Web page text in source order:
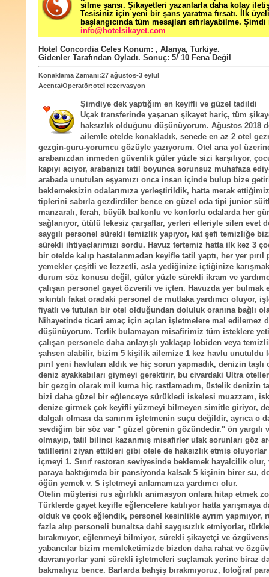
silme şansı. Şikayetleri yazanlarla daha kolay
Tesisiniz için yeni bir şans yaratma fırsatı. İlk
başlangıcında tüm mesajları sıfırlayabilme. Şimdi
info@hotelsikayet.com
Hotel Concordia Celes Konum: , Alanya, Turkiye.
Gidenler Tarafından Oyladı. Sonuç: 5/ 10 Fena Değil
Konaklama Zamanı:27 ağustos-3 eylül
Acenta/Operatör:otel rezervasyon
Şimdiye dek yaptığım en keyifli ve güzel tadildi
Uçak transferinde yaşanan şikayet hariç, tüm
haksızlık olduğunu düşünüyorum. Ağustos 2018
ailemle otelde konakladık, senede en az 2 otel
gezgin-guru-yorumcu gözüyle yazıyorum. Otel ana yol
arabanızdan inmeden güvenlik güler yüzle sizi karşılıyor,
kapıyı açıyor, arabanızı tatil boyunca sorunsuz muhafaza
arabada unutulan eşyamızı onca insan içinde bulup bize
beklemeksizin odalarımıza yerleştirildik, hatta merak
tiplerini sabırla gezdirdiler bence en güzel oda tipi junior
manzaralı, ferah, büyük balkonlu ve konforlu odalarda her
sağlanıyor, ütülü lekesiz çarşaflar, yerleri elleriyle silen evet
saygılı personel sürekli temizlik yapıyor, kat şefi temizliğe
sürekli ihtiyaçlarımızı sordu. Havuz tertemiz hatta ilk kez 3
bir otelde kalıp hastalanmadan keyifle tatil yaptı, her yer pırıl
yemekler çeşitli ve lezzetli, asla yediğinize içtiğinize
durum söz konusu değil, güler yüzle sürekli ikram ve
çalışan personel gayet özverili ve içten. Havuzda yer bulmak
sıkıntılı fakat oradaki personel de mutlaka yardımcı oluyor,
fiyatlı ve tutulan bir otel olduğundan doluluk oranına bağlı
Nihayetinde ticari amaç için açılan işletmelere mal edilemez
düşünüyorum. Terlik bulamayan misafirimiz tüm isteklere
çalışan personele daha anlayışlı yaklaşıp lobiden veya
şahsen alabilir, bizim 5 kişilik ailemize 1 kez havlu unutuldu
pırıl yeni havluları aldık ve hiç sorun yapmadık, denizin taşlı
deniz ayakkabıları giymeyi gerektirir, bu civardaki Ultra
bir gezgin olarak mil kuma hiç rastlamadım, üstelik denizin
bizi daha güzel bir eğlenceye sürükledi iskelesi muazzam,
denize girmek çok keyifli yüzmeyi bilmeyen simitle giriyor,
dalgalı olması da sanırım işletmenin suçu değildir, ayrıca o
sevdiğim bir söz var " güzel görenin gözündedir." ön yargılı
olmayıp, tatil bilinci kazanmış misafirler ufak sorunları göz
tatillerini ziyan ettikleri gibi otele de haksızlık etmiş oluyorlar
içmeyi 1. Sınıf restoran seviyesinde beklemek hayalcilik
paraya baktığımda bir pansiyonda kalsak 5 kişinin birer su,
öğün yemek v. S işletmeyi anlamamıza yardımcı olur.
Otelin müşterisi rus ağırlıklı animasyon onlara hitap etmek
Türklerde gayet keyifle eğlencelere katılıyor hatta yarışmaya
olduk ve çook eğlendik, personel kesinlikle ayrım yapmıyor,
fazla alıp personeli bunaltsa dahi saygısızlık etmiyorlar,
bırakmıyor, eğlenmeyi bilmiyor, sürekli şikayetçi ve
yabancılar bizim memleketimizde bizden daha rahat ve
davranıyorlar yani sürekli işletmeleri suçlamak yerine biraz
bakmalıyız bence. Barlarda bahşiş bırakmıyoruz, fotoğraf